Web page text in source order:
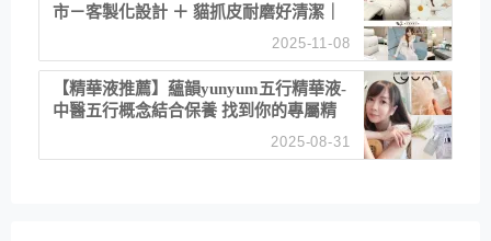
市－客製化設計 ＋ 貓抓皮耐磨好清潔｜
直營直銷、價格透明 高CP值打造夢想
2025-11-08
【精華液推薦】蘊韻yunyum五行精華液-
中醫五行概念結合保養 找到你的專屬精
華！ 水㊀土㊀就選「潤・賦精華」維持
2025-08-31